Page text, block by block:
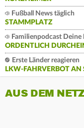
Fußball News täglich
STAMMPLATZ
Familienpodcast Deine
ORDENTLICH
Erste Länder reagieren
LKW-FAHRVERBOT AN
AUS DEM